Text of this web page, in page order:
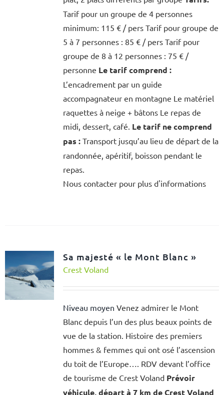
Tarif pour un groupe de 4 personnes
minimum: 115 € / pers Tarif pour groupe de
5 à 7 personnes : 85 € / pers Tarif pour
groupe de 8 à 12 personnes : 75 € /
personne Le tarif comprend :
L’encadrement par un guide
accompagnateur en montagne Le matériel
raquettes à neige + bâtons Le repas de
midi, dessert, café. Le tarif ne comprend
pas : Transport jusqu’au lieu de départ de la
randonnée, apéritif, boisson pendant le
repas.
Nous contacter pour plus d'informations
Sa majesté « le Mont Blanc »
Crest Voland
Niveau moyen Venez admirer le Mont
Blanc depuis l’un des plus beaux points de
vue de la station. Histoire des premiers
hommes & femmes qui ont osé l’ascension
du toit de l’Europe…. RDV devant l’office
de tourisme de Crest Voland Prévoir
véhicule, départ à 7 km de Crest Voland